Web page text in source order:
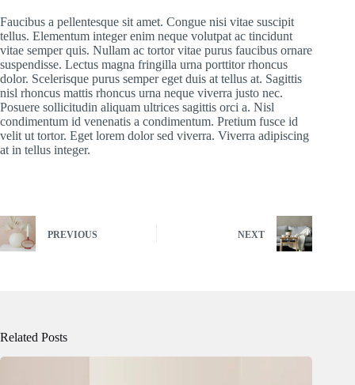
Faucibus a pellentesque sit amet. Congue nisi vitae suscipit
tellus. Elementum integer enim neque volutpat ac tincidunt
vitae semper quis. Nullam ac tortor vitae purus faucibus ornare
suspendisse. Lectus magna fringilla urna porttitor rhoncus
dolor. Scelerisque purus semper eget duis at tellus at. Sagittis
nisl rhoncus mattis rhoncus urna neque viverra justo nec.
Posuere sollicitudin aliquam ultrices sagittis orci a. Nisl
condimentum id venenatis a condimentum. Pretium fusce id
velit ut tortor. Eget lorem dolor sed viverra. Viverra adipiscing
at in tellus integer.
PREVIOUS NEXT
Related Posts